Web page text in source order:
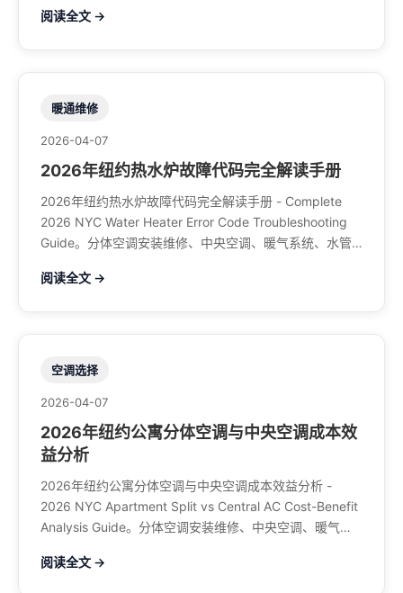
阅读全文 →
暖通维修
2026-04-07
2026年纽约热水炉故障代码完全解读手册
2026年纽约热水炉故障代码完全解读手册 - Complete
2026 NYC Water Heater Error Code Troubleshooting
Guide。分体空调安装维修、中央空调、暖气系统、水管
阅读全文 →
空调选择
2026-04-07
2026年纽约公寓分体空调与中央空调成本效
益分析
2026年纽约公寓分体空调与中央空调成本效益分析 -
2026 NYC Apartment Split vs Central AC Cost-Benefit
Analysis Guide。分体空调安装维修、中央空调、暖气系
708-8979
阅读全文 →